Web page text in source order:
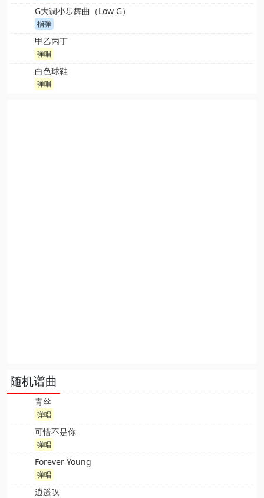
G大调小步舞曲（Low G）
指弹
甲乙丙丁
弹唱
白色球鞋
弹唱
随机谱曲
青丝
弹唱
可惜不是你
弹唱
Forever Young
弹唱
逍遥叹